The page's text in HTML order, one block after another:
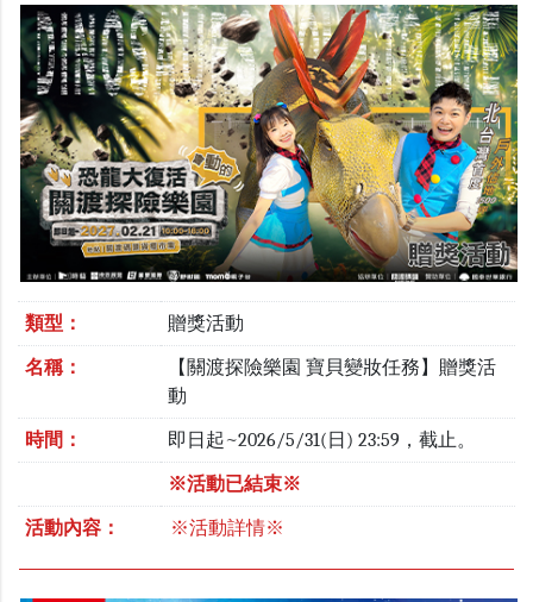
類型： 贈獎活動
名稱：
【關渡探險樂園 寶貝變妝任務】贈獎活
動
時間： 即日起~2026/5/31(日) 23:59，截止。
※活動已結束※
活動內容： ※活動詳情※